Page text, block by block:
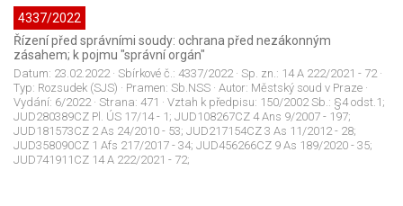
4337/2022
Řízení před správními soudy: ochrana před nezákonným
zásahem; k pojmu "správní orgán"
Datum: 23.02.2022· Sbírkové č.: 4337/2022· Sp. zn.: 14 A 222/2021 - 72·
Typ: Rozsudek (SJS) · Pramen: Sb.NSS · Autor: Městský soud v Praze ·
Vydání: 6/2022· Strana: 471 · Vztah k předpisu: 150/2002 Sb.: §4 odst.1;
JUD280389CZ Pl. ÚS 17/14 - 1; JUD108267CZ 4 Ans 9/2007 - 197;
JUD181573CZ 2 As 24/2010 - 53; JUD217154CZ 3 As 11/2012 - 28;
JUD358090CZ 1 Afs 217/2017 - 34; JUD456266CZ 9 As 189/2020 - 35;
JUD741911CZ 14 A 222/2021 - 72;